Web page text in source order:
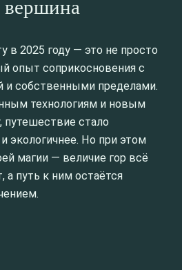
вершина
в 2025 году — это не просто
опыт соприкосновения с
и собственными пределами.
технологиям и новым
путешествие стало
экологичнее. Но при этом
магии — величие гор всё
а путь к ним остаётся